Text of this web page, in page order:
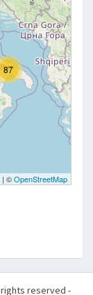
rights reserved -